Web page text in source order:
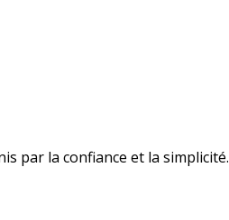
par la confiance et la simplicité.